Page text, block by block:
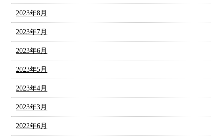
2023年8月
2023年7月
2023年6月
2023年5月
2023年4月
2023年3月
2022年6月